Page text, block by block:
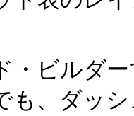
・ビルダ
も、ダッ